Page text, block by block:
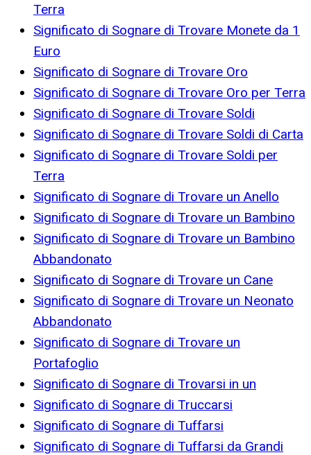
Terra
Significato di Sognare di Trovare Monete da 1
Euro
Significato di Sognare di Trovare Oro
Significato di Sognare di Trovare Oro per Terra
Significato di Sognare di Trovare Soldi
Significato di Sognare di Trovare Soldi di Carta
Significato di Sognare di Trovare Soldi per
Terra
Significato di Sognare di Trovare un Anello
Significato di Sognare di Trovare un Bambino
Significato di Sognare di Trovare un Bambino
Abbandonato
Significato di Sognare di Trovare un Cane
Significato di Sognare di Trovare un Neonato
Abbandonato
Significato di Sognare di Trovare un
Portafoglio
Significato di Sognare di Trovarsi in un
Significato di Sognare di Truccarsi
Significato di Sognare di Tuffarsi
Significato di Sognare di Tuffarsi da Grandi